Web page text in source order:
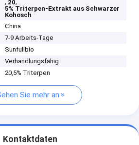
, 20,
5% Triterpen-Extrakt aus Schwarzer
Kohosch
China
7-9 Arbeits-Tage
Sunfullbio
Verhandlungsfähig
20,5% Triterpen
Sie mehr an
Kontaktdaten